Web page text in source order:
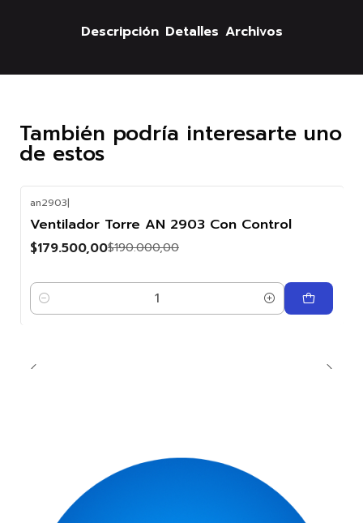
Descripción Detalles Archivos
También podría interesarte uno
de estos
-6%
OFF
an2903|
Ventilador Torre AN 2903 Con Control
$179.500,00$190.000,00
Cantidad